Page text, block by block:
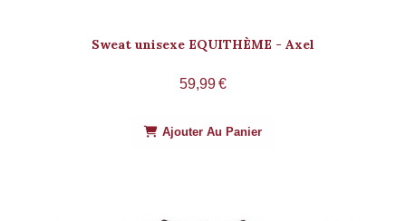
Sweat unisexe EQUITHÈME - Axel
59,99€
Ajouter Au Panier